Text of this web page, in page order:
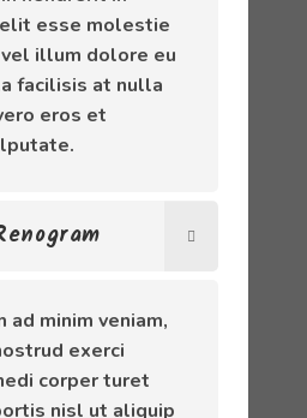
esse molestie
illum dolore eu
facilisis at nulla
eros et
ad minim veniam,
exerci
corper turet
nisl ut aliquip